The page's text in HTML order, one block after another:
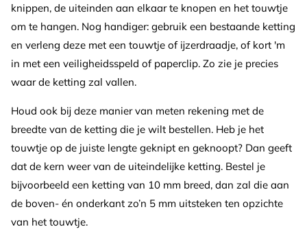
knippen, de uiteinden aan elkaar te knopen en het touwtje
om te hangen. Nog handiger: gebruik een bestaande ketting
en verleng deze met een touwtje of ijzerdraadje, of kort 'm
in met een veiligheidsspeld of paperclip. Zo zie je precies
waar de ketting zal vallen.
Houd ook bij deze manier van meten rekening met de
breedte van de ketting die je wilt bestellen. Heb je het
touwtje op de juiste lengte geknipt en geknoopt? Dan geeft
dat de kern weer van de uiteindelijke ketting. Bestel je
bijvoorbeeld een ketting van 10 mm breed, dan zal die aan
de boven- én onderkant zo’n 5 mm uitsteken ten opzichte
van het touwtje.